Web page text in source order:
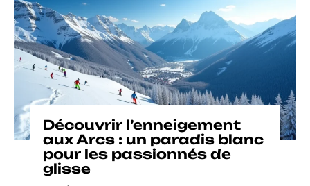
Découvrir l’enneigement
aux Arcs : un paradis blanc
pour les passionnés de
glisse